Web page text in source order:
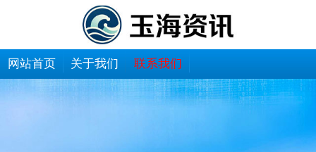
网站首页 关于我们 联系我们